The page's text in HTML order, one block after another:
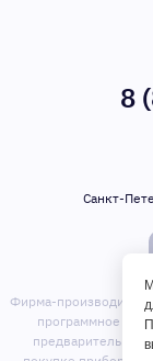
8
Санкт-
Фирма-
программное